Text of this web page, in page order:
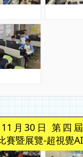
月30日 第四
賽暨展覽-超視覺